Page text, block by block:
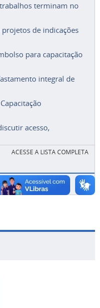
terminam no
de indicações
para capacitação
integral de
acesso,
ACESSE A LISTA COMPLETA